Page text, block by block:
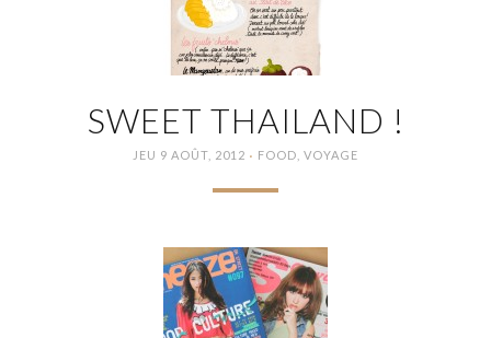
SWEET THAILAND !
JEU 9 AOÛT, 2012 · FOOD VOYAGE